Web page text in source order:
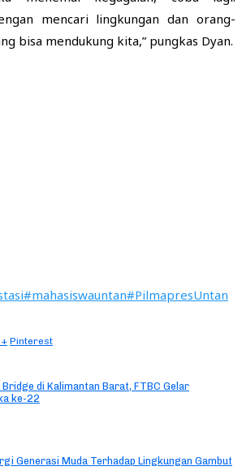
mencari lingkungan dan orang-
bisa mendukung kita,” pungkas Dyan.
#mahasiswauntan#PilmapresUntan
Pinterest
di Kalimantan Barat, FTBC Gelar
ke-22
Generasi Muda Terhadap Lingkungan Gambut